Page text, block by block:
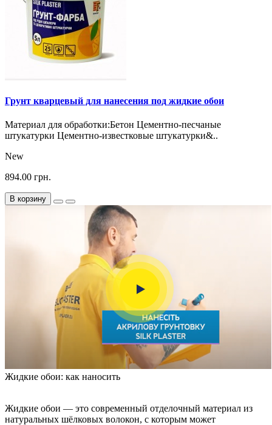
Грунт кварцевый для нанесения под жидкие обои
Материал для обработки:Бетон Цементно-песчаные
штукатурки Цементно-известковые штукатурки&..
New
894.00 грн.
В корзину
Жидкие обои: как наносить
Жидкие обои — это современный отделочный материал из
натуральных шёлковых волокон, с которым может